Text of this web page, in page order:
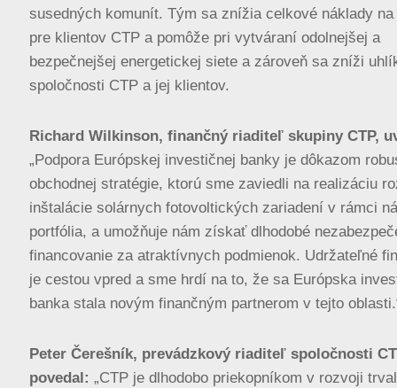
susedných komunít. Tým sa znížia celkové náklady
pre klientov CTP a pomôže pri vytváraní odolnejšej a
bezpečnejšej energetickej siete a zároveň sa zníži
spoločnosti CTP a jej klientov.
Richard Wilkinson, finančný riaditeľ skupiny CTP,
„Podpora Európskej investičnej banky je dôkazom
obchodnej stratégie, ktorú sme zaviedli na realizáciu
inštalácie solárnych fotovoltických zariadení v rámci
portfólia, a umožňuje nám získať dlhodobé
financovanie za atraktívnych podmienok. Udržateľné
je cestou vpred a sme hrdí na to, že sa Európska
banka stala novým finančným partnerom v tejto
Peter Čerešník, prevádzkový riaditeľ spoločnosti
povedal: „CTP je dlhodobo priekopníkom v rozvoji